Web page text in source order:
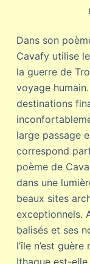
Dans son
Cavafy utilise
la guerre de
voyage
destinations
large passage
correspond
poème de
dans une
beaux sites
exceptionnels.
balisés et ses
l’île n’est
Ithaque est-elle